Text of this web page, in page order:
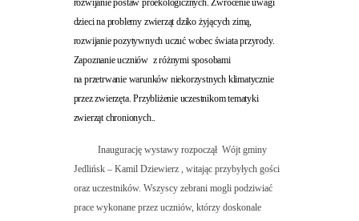
rozwijanie postaw proekologicznych. Zwrócenie uwagi
dzieci na problemy zwierząt dziko żyjących zimą,
rozwijanie pozytywnych uczuć wobec świata przyrody.
Zapoznanie uczniów z różnymi sposobami
na przetrwanie warunków niekorzystnych klimatycznie
przez zwierzęta. Przybliżenie uczestnikom tematyki
zwierząt chronionych..
Inaugurację wystawy rozpoczął Wójt gminy
Jedlińsk – Kamil Dziewierz , witając przybyłych gości
oraz uczestników. Wszyscy zebrani mogli podziwiać
prace wykonane przez uczniów, którzy doskonale